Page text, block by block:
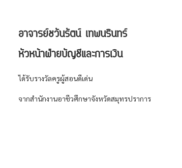
อาจารย์ชวันรัตน์ เทพนรินทร์
หัวหน้าฝ่ายบัญชีและการเงิน
ได้รับรางวัลครูผู้สอนดีเด่น
จากสำนักงานอาชีวศึกษาจังหวัดสมุทรปราการ